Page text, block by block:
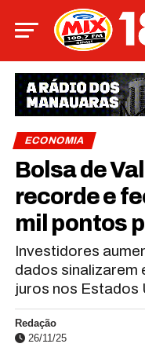
ECONOMIA
Bolsa de
recorde e
mil pontos
Investidores
dados sinalizarem
juros nos Estados
Redação
26/11/25